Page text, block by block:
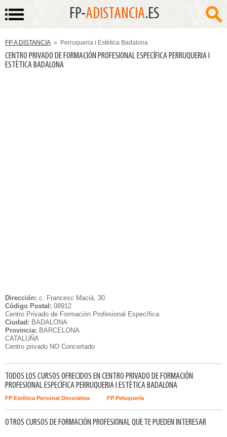
FP-ADISTANCIA.ES
FP A DISTANCIA » Perruqueria i Estètica Badalona
CENTRO PRIVADO DE FORMACIÓN PROFESIONAL ESPECÍFICA PERRUQUERIA I
ESTÈTICA BADALONA
Dirección: c. Francesc Macià, 30
Código Postal: 08912
Centro Privado de Formación Profesional Específica
Ciudad: BADALONA
Provincia: BARCELONA
CATALUÑA
Centro privado NO Concertado
TODOS LOS CURSOS OFRECIDOS EN CENTRO PRIVADO DE FORMACIÓN
PROFESIONAL ESPECÍFICA PERRUQUERIA I ESTÈTICA BADALONA
FP Estética Personal Decorativa FP Peluquería
OTROS CURSOS DE FORMACIÓN PROFESIONAL QUE TE PUEDEN INTERESAR